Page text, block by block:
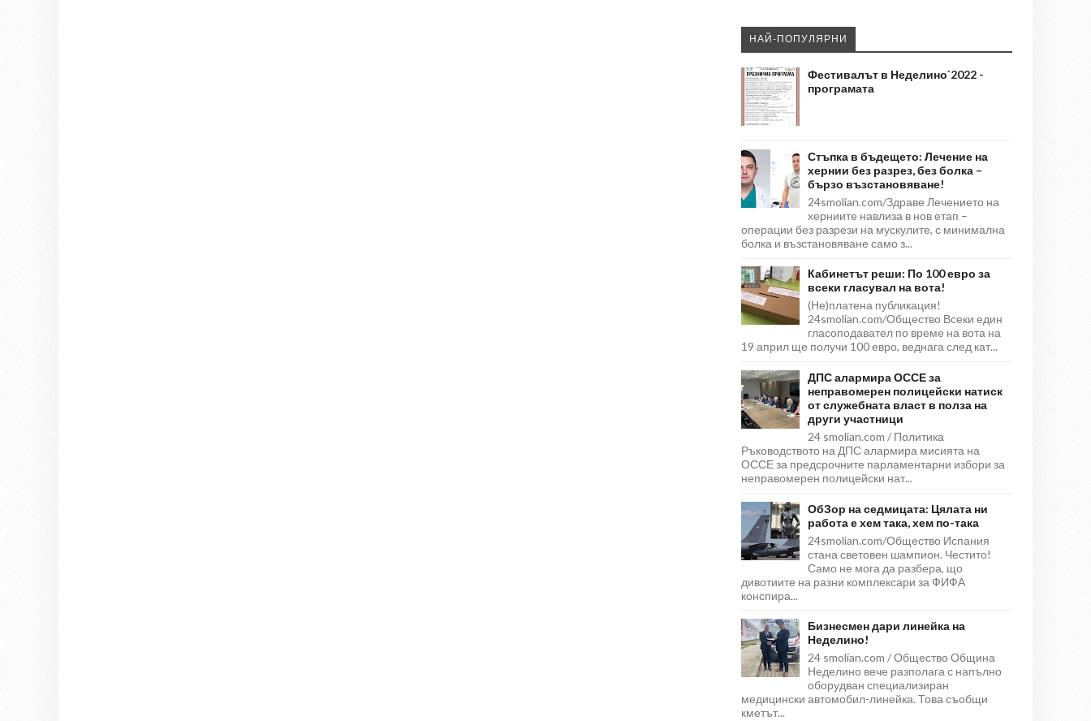
НАЙ-ПОПУЛЯРНИ
Фестивалът в Неделино`2022 -
програмата
Стъпка в бъдещето: Лечение на
хернии без разрез, без болка –
бързо възстановяване!
24smolian.com/Здраве Лечението на
херниите навлиза в нов етап –
операции без разрези на мускулите, с минимална
болка и възстановяване само з...
Кабинетът реши: По 100 евро за
всеки гласувал на вота!
(Не)платена публикация!
24smolian.com/Общество Всеки един
гласоподавател по време на вота на
19 април ще получи 100 евро, веднага след кат...
ДПС алармира ОССЕ за
неправомерен полицейски натиск
от служебната власт в полза на
други участници
24 smolian.com / Политика
Ръководството на ДПС алармира мисията на
ОССЕ за предсрочните парламентарни избори за
неправомерен полицейски нат...
ОбЗор на седмицата: Цялата ни
работа е хем така, хем по-така
24smolian.com/Общество Испания
стана световен шампион. Честито!
Само не мога да разбера, що
дивотиите на разни комплексари за ФИФА
конспира...
Бизнесмен дари линейка на
Неделино!
24 smolian.com / Общество Община
Неделино вече разполага с напълно
оборудван специализиран
медицински автомобил-линейка. Това съобщи
кметът...